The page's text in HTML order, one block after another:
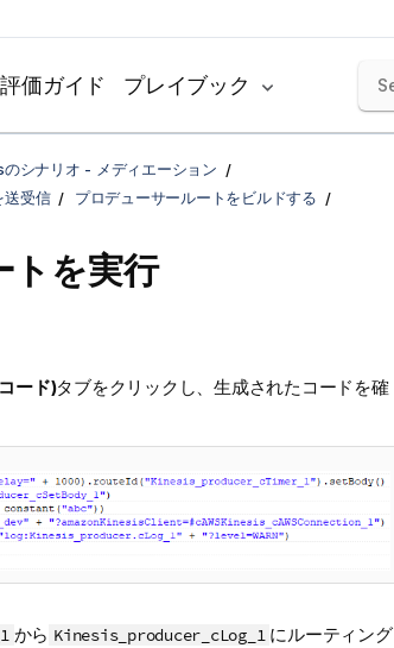
評価ガイド プレイブック
シナリオ - メディエーション
受信
プロデューサールートをビルドする
トを実行
ード)タブをクリックし、生成されたコードを確
から Kinesis_producer_cLog_1 にルーティング